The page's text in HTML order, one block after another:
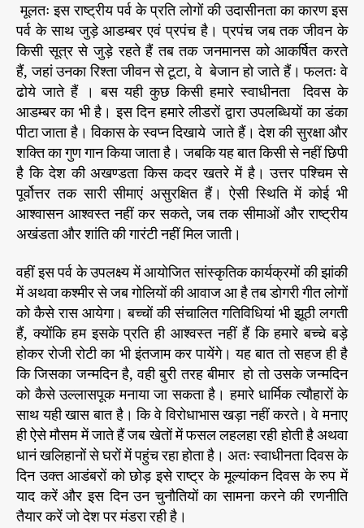
मूलतः इस राष्ट्रीय पर्व के प्रति लोगों की उदासीनता का कारण इस
पर्व के साथ जुड़े आडम्बर एवं प्रपंच है। प्रपंच जब तक जीवन के
किसी सूत्र से जुड़े रहते हैं तब तक जनमानस को आकर्षित करते
हैं, जहां उनका रिश्ता जीवन से टूटा, वे बेजान हो जाते हैं। फलतः वे
ढोये जाते हैं । बस यही कुछ किसी हमारे स्वाधीनता दिवस के
आडम्बर का भी है। इस दिन हमारे लीडरों द्वारा उपलब्धियों का डंका
पीटा जाता है। विकास के स्वप्न दिखाये जाते हैं। देश की सुरक्षा और
शक्ति का गुण गान किया जाता है। जबकि यह बात किसी से नहीं छिपी
है कि देश की अखण्डता किस कदर खतरे में है। उत्तर पश्चिम से
पूर्वोत्तर तक सारी सीमाएं असुरक्षित हैं। ऐसी स्थिति में कोई भी
आश्वासन आश्वस्त नहीं कर सकते, जब तक सीमाओं और राष्ट्रीय
अखंडता और शांति की गारंटी नहीं मिल जाती।
वहीं इस पर्व के उपलक्ष्य में आयोजित सांस्कृतिक कार्यक्रमों की झांकी
में अथवा कश्मीर से जब गोलियों की आवाज आ है तब डोगरी गीत लोगों
को कैसे रास आयेगा। बच्चों की संचालित गतिविधियां भी झूठी लगती
हैं, क्योंकि हम इसके प्रति ही आश्वस्त नहीं हैं कि हमारे बच्चे बड़े
होकर रोजी रोटी का भी इंतजाम कर पायेंगे। यह बात तो सहज ही है
कि जिसका जन्मदिन है, वही बुरी तरह बीमार हो तो उसके जन्मदिन
को कैसे उल्लासपूक मनाया जा सकता है। हमारे धार्मिक त्यौहारों के
साथ यही खास बात है। कि वे विरोधाभास खड़ा नहीं करते। वे मनाए
ही ऐसे मौसम में जाते हैं जब खेतों में फसल लहलहा रही होती है अथवा
धानं खलिहानों से घरों में पहुंच रहा होता है। अतः स्वाधीनता दिवस के
दिन उक्त आडंबरों को छोड़ इसे राष्ट्र के मूल्यांकन दिवस के रुप में
याद करें और इस दिन उन चुनौतियों का सामना करने की रणनीति
तैयार करें जो देश पर मंडरा रही है।